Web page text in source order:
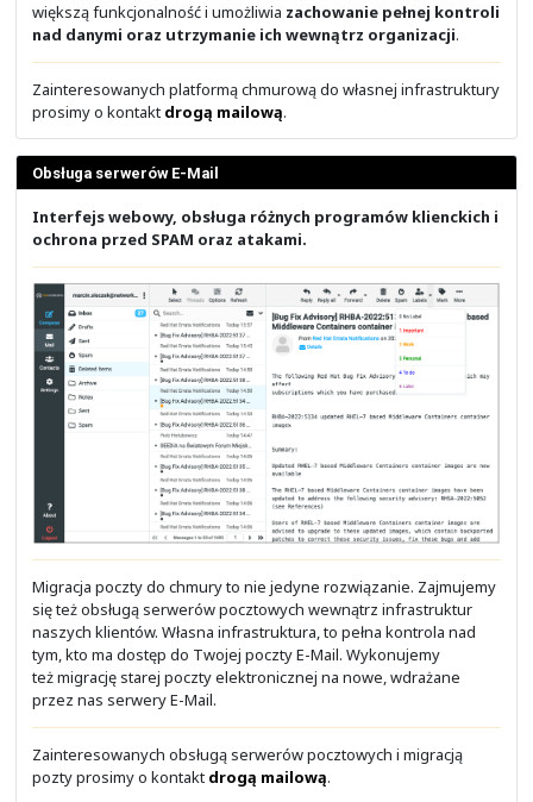
Dla naszych klientów organizujemy spotkania
których to staramy się omawiać najnowsze trendy i
na rynku IT.
Zainteresowanych uczestnictwem w naszych
prosimy o kontaktdrogą mailową
Solidny Partner firmy Cisco Systems
Stoisz przed wyborem Partnera firmy Cisco
Niezadowolony z produktu? A co jeśli to nie wina
produktu czy rozwiązania, a Partnera?